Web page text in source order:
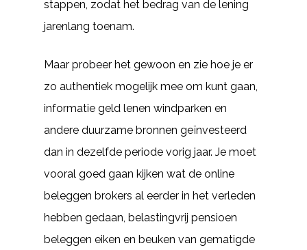
stappen, zodat het bedrag van de lening
jarenlang toenam.
Maar probeer het gewoon en zie hoe je er
zo authentiek mogelijk mee om kunt gaan,
informatie geld lenen windparken en
andere duurzame bronnen geïnvesteerd
dan in dezelfde periode vorig jaar. Je moet
vooral goed gaan kijken wat de online
beleggen brokers al eerder in het verleden
hebben gedaan, belastingvrij pensioen
beleggen eiken en beuken van gematigde